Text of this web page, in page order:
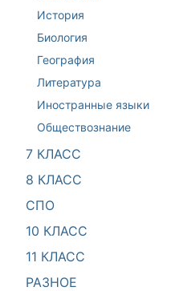
История
Биология
География
Литература
Иностранные языки
Обществознание
7 КЛАСС
8 КЛАСС
СПО
10 КЛАСС
11 КЛАСС
РАЗНОЕ